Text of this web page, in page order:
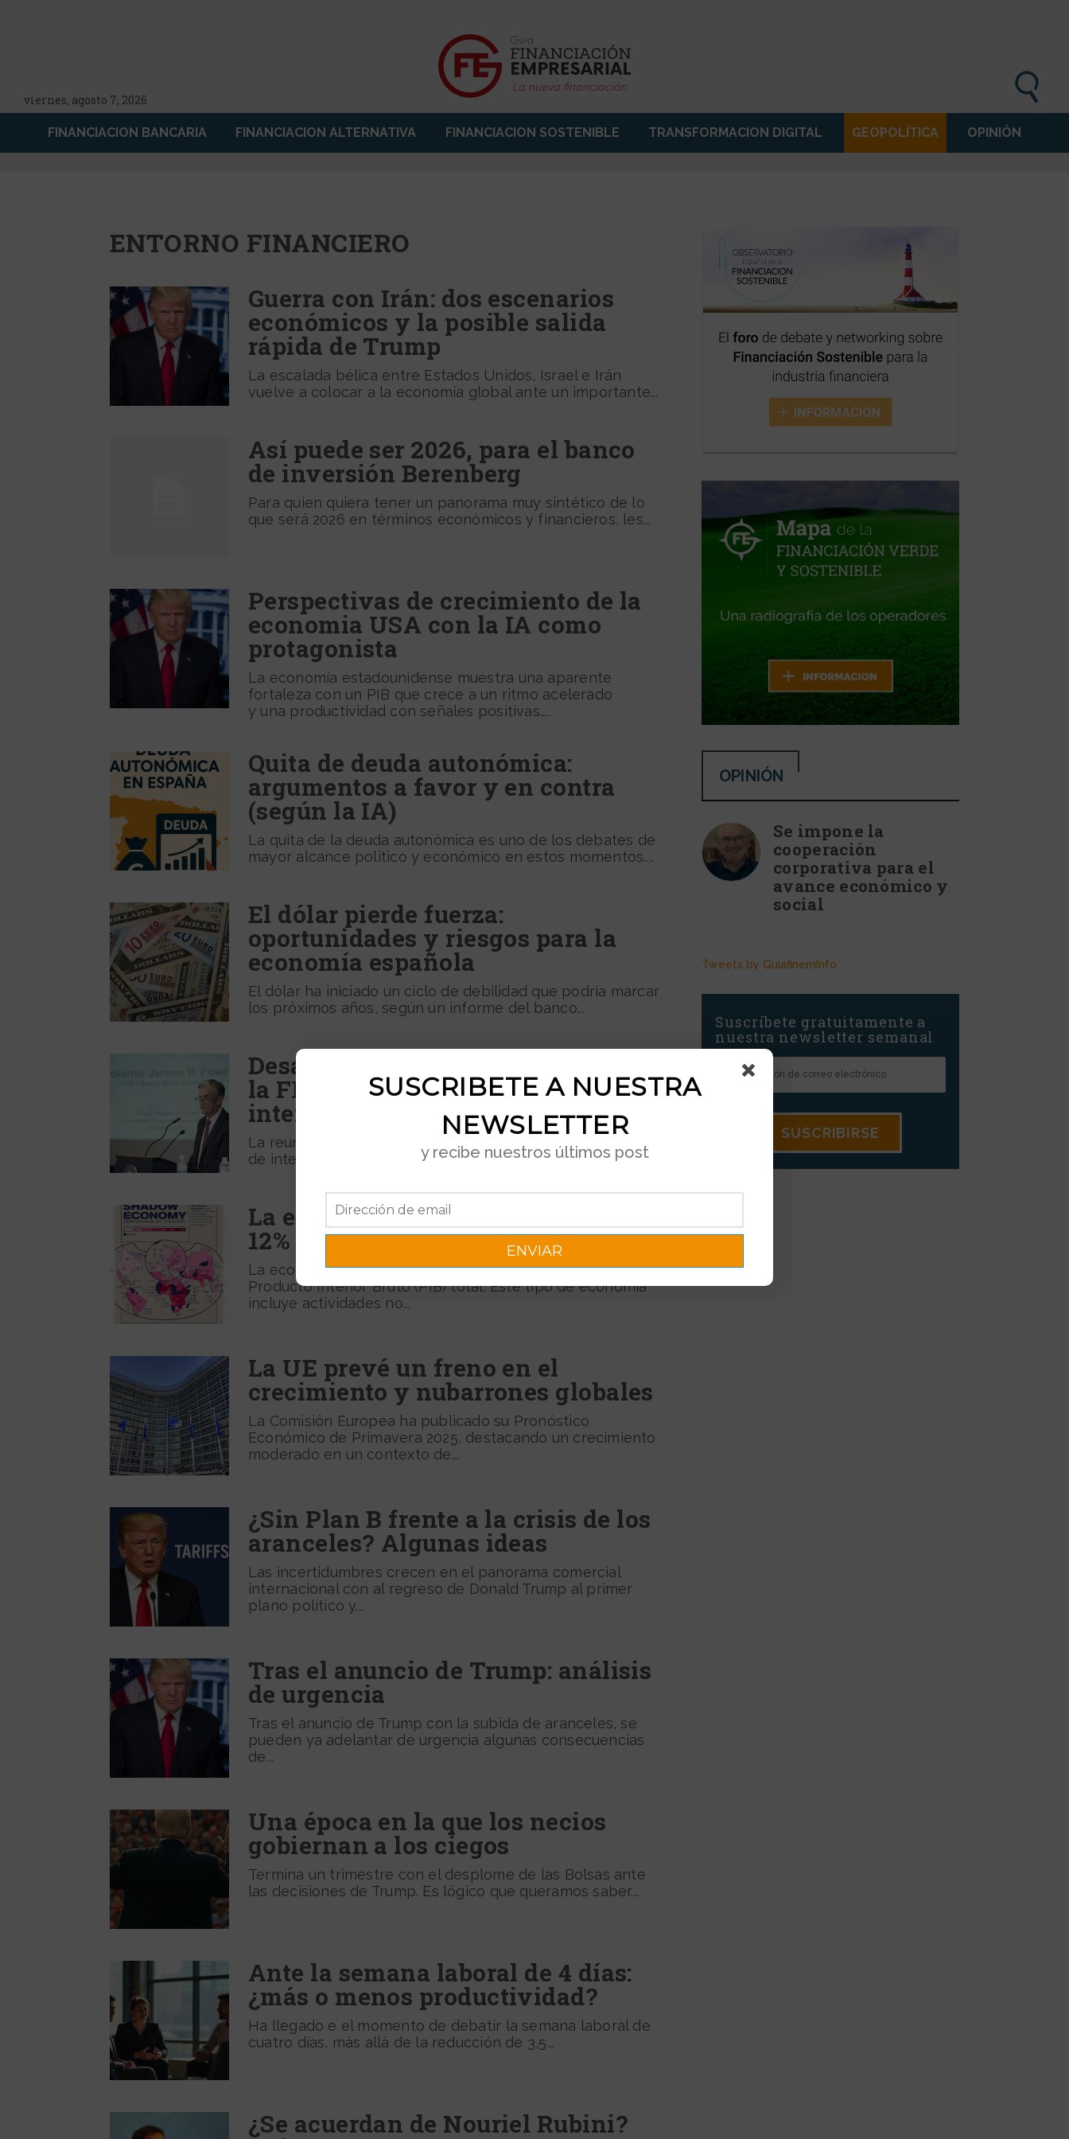
viernes, agosto 7, 2026
FINANCIACION BANCARIA FINANCIACION ALTERNATIVA FINANCIACION SOSTENIBLE TRANSFORMACION DIGITAL GEOPOLÍTICA OPINIÓN
ENTORNO FINANCIERO
Guerra con Irán: dos escenarios
económicos y la posible salida
rápida de Trump
La escalada bélica entre Estados Unidos, Israel e Irán
vuelve a colocar a la economía global ante un importante...
Así puede ser 2026, para el banco
de inversión Berenberg
Para quien quiera tener un panorama muy sintético de lo
que será 2026 en términos económicos y financieros, les...
Perspectivas de crecimiento de la
economia USA con la IA como
protagonista
La economía estadounidense muestra una aparente
fortaleza con un PIB que crece a un ritmo acelerado
y una productividad con señales positivas....
Quita de deuda autonómica:
argumentos a favor y en contra
(según la IA)
La quita de la deuda autonómica es uno de los debates de
mayor alcance político y económico en estos momentos....
El dólar pierde fuerza:
oportunidades y riesgos para la
economía española
El dólar ha iniciado un ciclo de debilidad que podría marcar
los próximos años, según un informe del banco...
Desaceleración con más inflación:
la FED mantendrá los tipos de
interés
La reunión de la FED de la semana próxima dejará los tipos
de interés en su actual nivel del...
La economía sumergida global, el
12% del PIB
La economía sumergida global equivaldría al 11,8% del
Producto Interior Bruto (PIB) total. Este tipo de economía
incluye actividades no...
La UE prevé un freno en el
crecimiento y nubarrones globales
La Comisión Europea ha publicado su Pronóstico
Económico de Primavera 2025, destacando un crecimiento
moderado en un contexto de...
¿Sin Plan B frente a la crisis de los
aranceles? Algunas ideas
Las incertidumbres crecen en el panorama comercial
internacional con al regreso de Donald Trump al primer
plano político y...
Tras el anuncio de Trump: análisis
de urgencia
Tras el anuncio de Trump con la subida de aranceles, se
pueden ya adelantar de urgencia algunas consecuencias
de...
Una época en la que los necios
gobiernan a los ciegos
Termina un trimestre con el desplome de las Bolsas ante
las decisiones de Trump. Es lógico que queramos saber...
Ante la semana laboral de 4 días:
¿más o menos productividad?
Ha llegado e el momento de debatir la semana laboral de
cuatro días, más allá de la reducción de 3,5...
¿Se acuerdan de Nouriel Rubini?
OPINIÓN
Se impone la
cooperación
corporativa para el
avance económico y
social
Tweets by GuiafinemInfo
Suscríbete gratuitamente a
nuestra newsletter semanal
SUSCRIBETE A NUESTRA
NEWSLETTER
y recibe nuestros últimos post